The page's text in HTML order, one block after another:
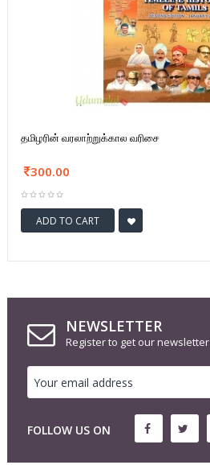
தமிழரின் வரலாற்றுக்கால வரிசை
300.00
ADD TO CART
NEWSLETTER
Register to get our newsletter
FOLLOW US ON